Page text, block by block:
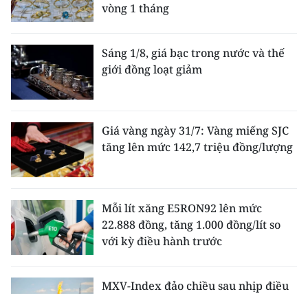
vòng 1 tháng
Sáng 1/8, giá bạc trong nước và thế
giới đồng loạt giảm
Giá vàng ngày 31/7: Vàng miếng SJC
tăng lên mức 142,7 triệu đồng/lượng
Mỗi lít xăng E5RON92 lên mức
22.888 đồng, tăng 1.000 đồng/lít so
với kỳ điều hành trước
MXV-Index đảo chiều sau nhịp điều